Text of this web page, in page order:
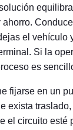
el vehículo
Si la
es
fijarse en un
exista
el circuito esté